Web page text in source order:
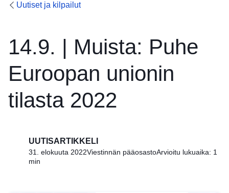
Uutiset ja kilpailut
14.9. | Muista: Puhe
Euroopan unionin
tilasta 2022
UUTISARTIKKELI
31. elokuuta 2022Viestinnän pääosastoArvioitu lukuaika: 1
min